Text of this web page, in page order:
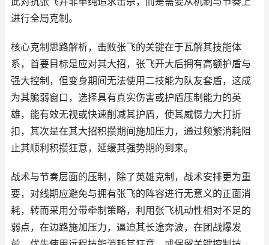
进行全局克制。
核心克制思路解析，击败张飞的关键在于瓦解其技能体
系，首要目标是应对其大招，张飞开大后拥有高额护盾与
强大控制，但变身期间无法使用二技能为队友套盾，这成
为其脆弱窗口，选择具有真实伤害或护盾压制能力的英
雄，能有效无视或快速削减其护盾，使其威慑力大打折
扣，其次是在其大招积攒期间施加压力，通过频繁消耗阻
止其顺利积攒狂意，延缓其强势期的到来。
战术与节奏层面的压制，除了英雄克制，战术安排更为重
要，对线期应避免与拥有张飞的阵容进行无意义的正面消
耗，转而采用分带牵制策略，利用张飞机动性相对不足的
弱点，在边路施加压力，逼迫其长途奔波，在团战爆发